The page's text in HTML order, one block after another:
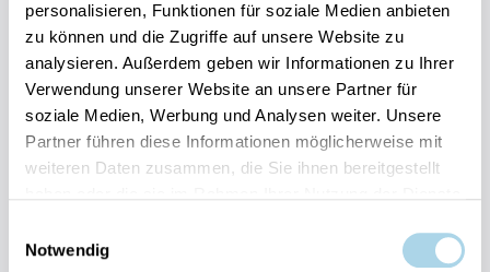
personalisieren, Funktionen für soziale Medien anbieten
zu können und die Zugriffe auf unsere Website zu
analysieren. Außerdem geben wir Informationen zu Ihrer
Verwendung unserer Website an unsere Partner für
soziale Medien, Werbung und Analysen weiter. Unsere
Partner führen diese Informationen möglicherweise mit
weiteren Daten zusammen, die Sie ihnen bereitgestellt
Notwendig
Ihre Vorteile auf einen Blick:
Bestpreis-Garantie für Ihren Urlaub
Flexible An- und Abreise 24/7 möglich
Risikofrei bis 60 Tage vorher stornieren
Sofortige Buchungsbestätigung
Persönlicher Gästeservice vor Ort Transparente
Abwicklung & sichere Zahlung